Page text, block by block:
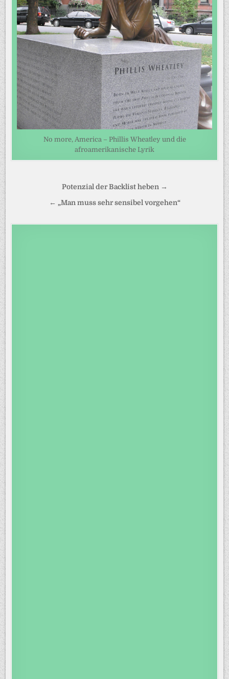
No more, America – Phillis Wheatley und die
afroamerikanische Lyrik
Beitragsnavigation
Potenzial der Backlist heben →
← „Man muss sehr sensibel vorgehen“